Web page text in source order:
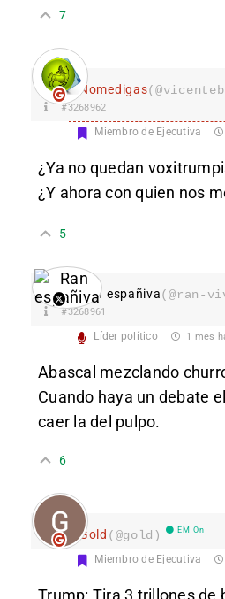
7
Nomedigas
#3268962
Miembro de Ejecutiva
¿Ya no quedan
¿Y ahora con quien nos
5
Ran españiva(@ran-
#3268961
Líder político 1 mes
Abascal mezclando
Cuando haya un debate
caer la del pulpo.
6
Gold (@gold) EM On
Miembro de Ejecutiva
Trump: Tira 3 trillones de